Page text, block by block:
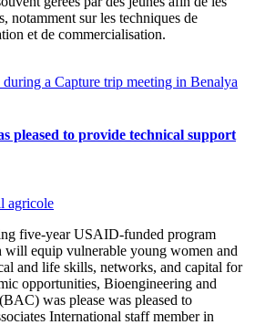
notamment sur les techniques de
et de commercialisation.
pleased to provide technical support
agricole
five-year USAID-funded program
equip vulnerable young women and
and life skills, networks, and capital for
opportunities, Bioengineering and
was please was pleased to
International staff member in